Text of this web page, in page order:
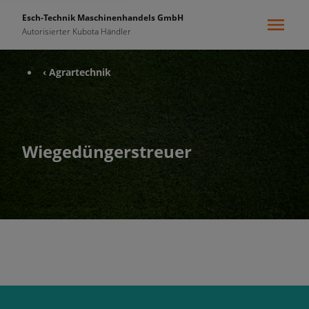
Esch-Technik Maschinenhandels GmbH
Autorisierter Kubota Händler
‹ Agrartechnik
Wiegedüngerstreuer